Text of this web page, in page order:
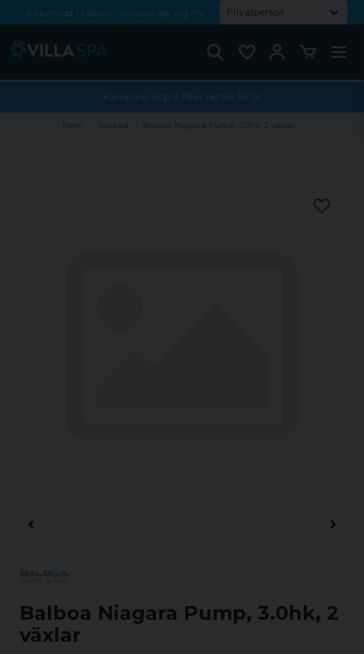
Rabattkod i kassan - Villaspa ger dig 5%
Kampanj! Köp 4 filter betala för 3!
Hem Spabad Balboa Niagara Pump, 3.0hk, 2 växlar
Balboa Niagara Pump, 3.0hk, 2
växlar